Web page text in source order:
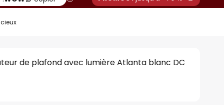
de plafond avec lumière Atlanta blanc DC